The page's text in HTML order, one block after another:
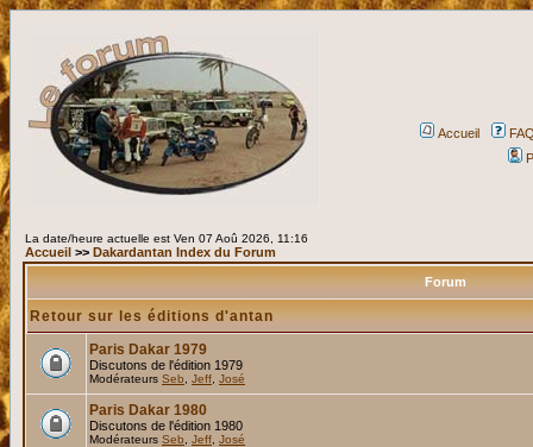
Accueil
La date/heure actuelle est Ven 07 Aoû 2026, 11:16
Accueil >> Dakardantan Index du Forum
Forum
Retour sur les éditions d'antan
Paris Dakar 1979
Discutons de l'édition 1979
Modérateurs Seb Jeff José
Paris Dakar 1980
Discutons de l'édition 1980
Modérateurs Seb Jeff José